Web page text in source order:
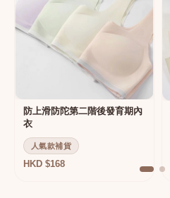
防上滑防陀第二階後發育期內
衣
人氣款補貨
HKD $168